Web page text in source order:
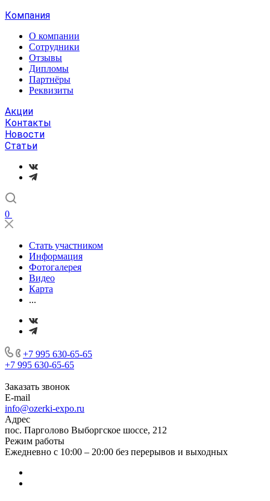
Компания
О компании
Сотрудники
Отзывы
Дипломы
Партнёры
Реквизиты
Акции
Контакты
Новости
Статьи
0
Стать участником
Информация
Фотогалерея
Видео
Карта
...
+7 995 630-65-65
+7 995 630-65-65
Заказать звонок
E-mail
info@ozerki-expo.ru
Адрес
пос. Парголово Выборгское шоссе, 212
Режим работы
Ежедневно с 10:00 – 20:00 без перерывов и выходных